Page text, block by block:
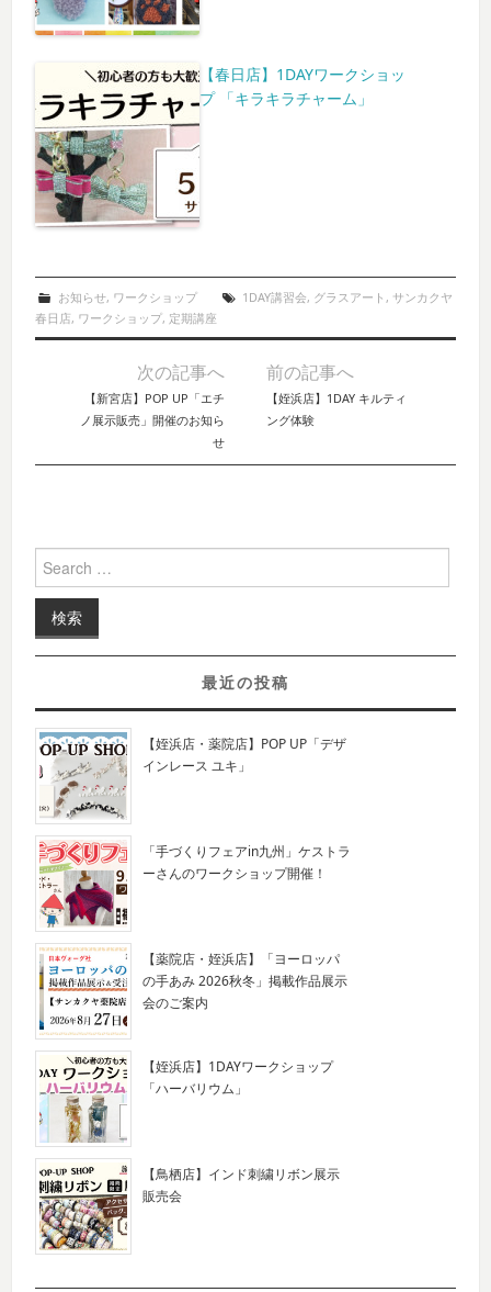
【春日店】1DAYワークショッ
プ 「キラキラチャーム」
お知らせ, ワークショップ 1DAY講習会, グラスアート , サンカクヤ
春日店, ワークショップ, 定期講座
Post navigation
次の記事へ
【新宮店】POP UP「エチ
ノ展示販売」開催のお知ら
せ
前の記事へ
【姪浜店】1DAY キルティ
ング体験
Search for:
最近の投稿
【姪浜店・薬院店】POP UP「デザ
インレース ユキ」
「手づくりフェアin九州」ケストラ
ーさんのワークショップ開催！
【薬院店・姪浜店】「ヨーロッパ
の手あみ 2026秋冬」掲載作品展示
会のご案内
【姪浜店】1DAYワークショップ
「ハーバリウム」
【鳥栖店】インド刺繍リボン展示
販売会